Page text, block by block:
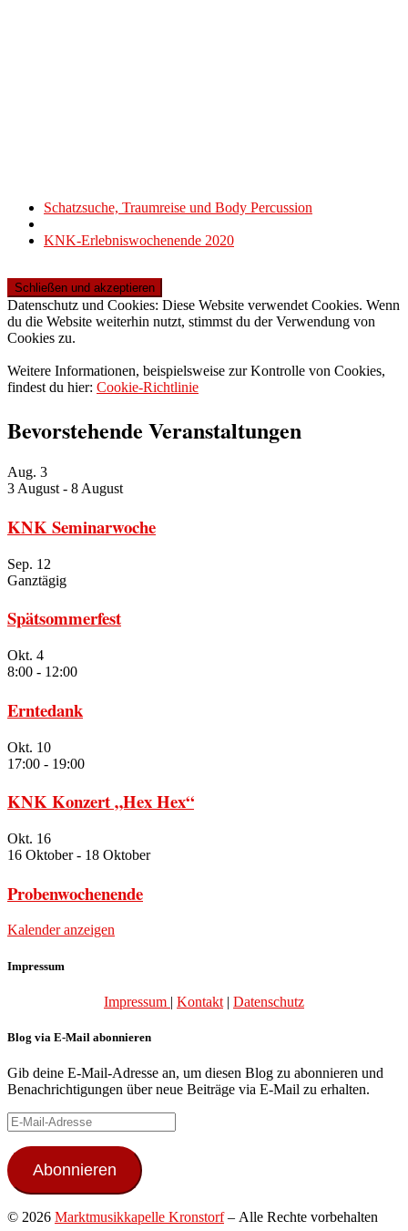
Beitragsnavigation
Vorheriger
Schatzsuche, Traumreise und Body Percussion
zur
Nächster
KNK-Erlebniswochenende 2020
Datenschutz und Cookies: Diese Website verwendet Cookies. Wenn
du die Website weiterhin nutzt, stimmst du der Verwendung von
Cookies zu.
Weitere Informationen, beispielsweise zur Kontrolle von Cookies,
findest du hier: Cookie-Richtlinie
Bevorstehende Veranstaltungen
Aug. 3
3 August - 8 August
KNK Seminarwoche
Sep. 12
Ganztägig
Spätsommerfest
Okt. 4
8:00 - 12:00
Erntedank
Okt. 10
17:00 - 19:00
KNK Konzert „Hex Hex“
Okt. 16
16 Oktober- 18 Oktober
Probenwochenende
Kalender anzeigen
Impressum
Impressum | Kontakt | Datenschutz
Blog via E-Mail abonnieren
Gib deine E-Mail-Adresse an, um diesen Blog zu abonnieren und
Benachrichtigungen über neue Beiträge via E-Mail zu erhalten.
E-
Mail-
Adresse
Abonnieren
© 2026 Marktmusikkapelle Kronstorf– Alle Rechte vorbehalten